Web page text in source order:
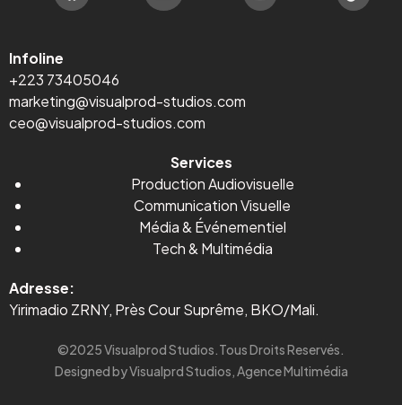
Infoline
+223 73405046
marketing@visualprod-studios.com
ceo@visualprod-studios.com
Services
Production Audiovisuelle
Communication Visuelle
Média& Événementiel
Tech & Multimédia
Adresse:
Yirimadio ZRNY, Près Cour Suprême, BKO/Mali.
©2025 Visualprod Studios.Tous Droits Reservés.
Designed by Visualprd Studios, Agence Multimédia